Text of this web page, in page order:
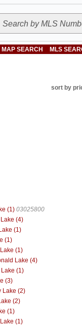
MAP SEARCH MLS
sort by
(1) 03025800
(4)
(1)
(1)
(1)
Lake (4)
(1)
(3)
Lake (2)
(2)
(1)
(1)